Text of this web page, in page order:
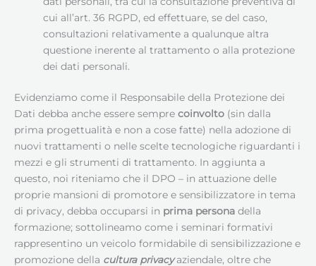
cui all’art. 36 RGPD, ed effettuare, se del caso,
consultazioni relativamente a qualunque altra
questione inerente al trattamento o alla protezione
dei dati personali.
Evidenziamo come il Responsabile della Protezione dei
Dati debba anche essere sempre coinvolto (sin dalla
prima progettualità e non a cose fatte) nella adozione di
nuovi trattamenti o nelle scelte tecnologiche riguardanti i
mezzi e gli strumenti di trattamento. In aggiunta a
questo, noi riteniamo che il DPO – in attuazione delle
proprie mansioni di promotore e sensibilizzatore in tema
di privacy, debba occuparsi in prima persona della
formazione; sottolineamo come i seminari formativi
rappresentino un veicolo formidabile di sensibilizzazione e
promozione della cultura privacyaziendale, oltre che